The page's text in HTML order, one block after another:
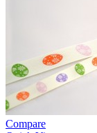
Compare